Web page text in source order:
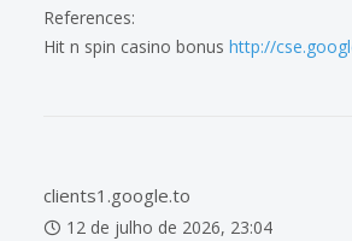
References:
Hit n spin casino bonus http://
clients1.google.to
12 de julho de 2026, 23:04